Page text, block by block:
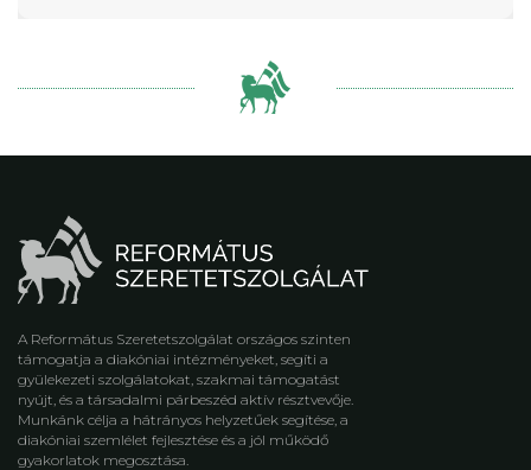
A Református Szeretetszolgálat országos szinten
támogatja a diakóniai intézményeket, segíti a
gyülekezeti szolgálatokat, szakmai támogatást
nyújt, és a társadalmi párbeszéd aktív résztvevője.
Munkánk célja a hátrányos helyzetűek segítése, a
diakóniai szemlélet fejlesztése és a jól működő
gyakorlatok megosztása.